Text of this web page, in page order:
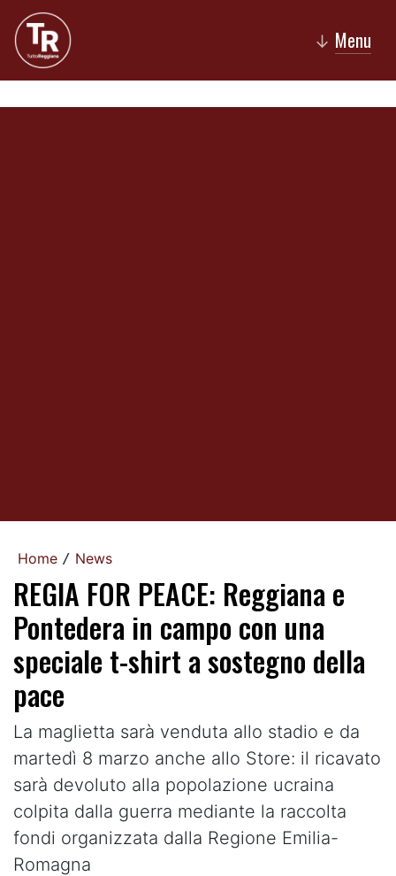
↓ Menu
Home / News
REGIA FOR PEACE: Reggiana e
Pontedera in campo con una
speciale t-shirt a sostegno della
pace
La maglietta sarà venduta allo stadio e da
martedì 8 marzo anche allo Store: il ricavato
sarà devoluto alla popolazione ucraina
colpita dalla guerra mediante la raccolta
fondi organizzata dalla Regione Emilia-
Romagna